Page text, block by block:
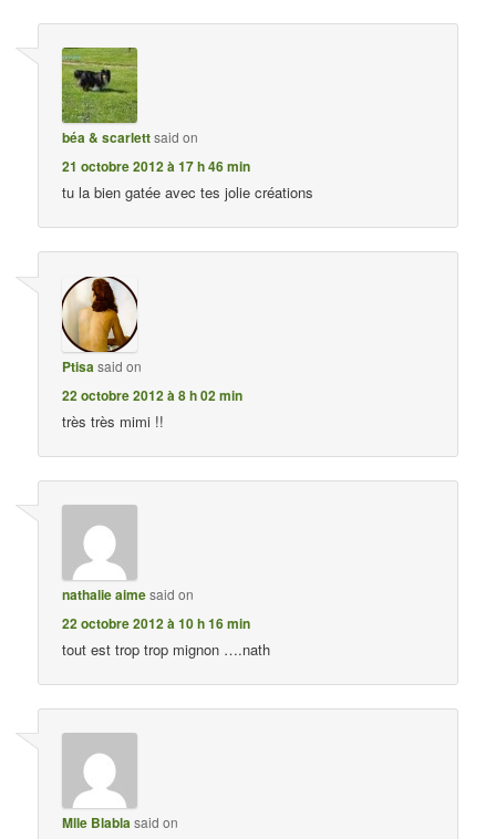
béa & scarlettsaid on
21 octobre 2012 à 17 h 46 min
tu la bien gatée avec tes jolie créations
Ptisa said on
22 octobre 2012 à 8 h 02 min
très très mimi !!
nathalie aimesaid on
22 octobre 2012 à 10 h 16 min
tout est trop trop mignon ….nath
Mlle Blablasaid on